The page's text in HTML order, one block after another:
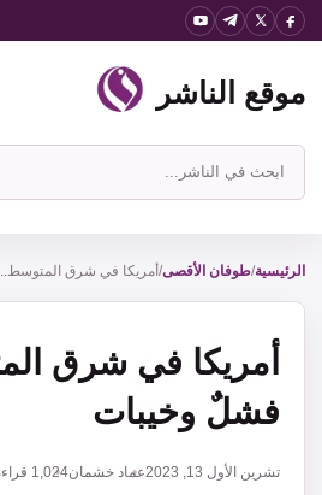
انتقل
المحتوى
موقع الناشر
ابحث
في
الناشر
الرئيسية/طوفان الأقصى/ أمريكا في شرق
أمريكا في شرق
فشلٌ وخيبات
تشرين الأول 13, 2023 عماد خشمان1,024